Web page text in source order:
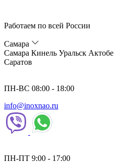
Работаем по всей России
Самара
Самара Кинель Уральск Актобе
Саратов
ПН-ВС 08:00 - 18:00
info@inoxnao.ru
ПН-ПТ 9:00 - 17:00